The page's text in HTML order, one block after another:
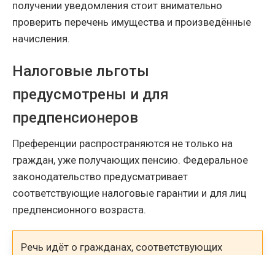
получении уведомления стоит внимательно
проверить перечень имущества и произведённые
начисления.
Налоговые льготы
предусмотрены и для
предпенсионеров
Преференции распространяются не только на
граждан, уже получающих пенсию. Федеральное
законодательство предусматривает
соответствующие налоговые гарантии и для лиц
предпенсионного возраста.
Речь идёт о гражданах, соответствующих